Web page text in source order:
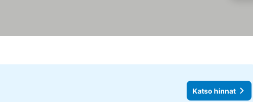
Katso hinnat